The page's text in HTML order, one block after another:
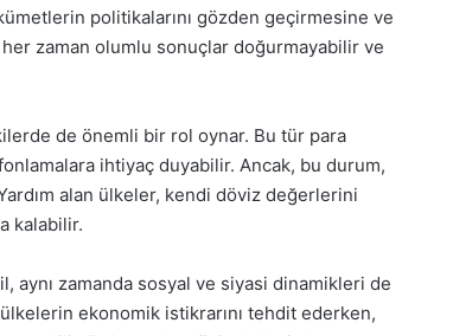
politikalarını gözden geçirmesine ve
zaman olumlu sonuçlar doğurmayabilir ve
de önemli bir rol oynar. Bu tür para
ihtiyaç duyabilir. Ancak, bu durum,
alan ülkeler, kendi döviz değerlerini
kalabilir.
aynı zamanda sosyal ve siyasi dinamikleri de
ekonomik istikrarını tehdit ederken,